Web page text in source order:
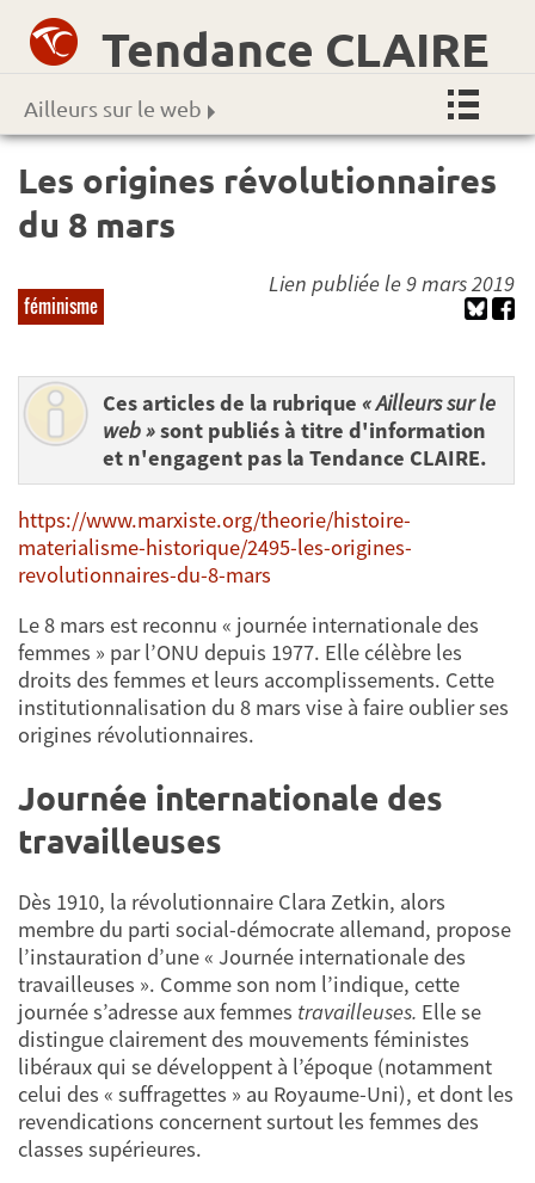
Tendance CLAIRE
Ailleurs sur le web
Les origines révolutionnaires
du 8 mars
féminisme
Lien publiée le 9 mars 2019
Ces articles de la rubrique « Ailleurs sur le
web »sont publiés à titre d'information
et n'engagent pas la Tendance CLAIRE.
https://www.marxiste.org/theorie/histoire-
materialisme-historique/2495-les-origines-
revolutionnaires-du-8-mars
Le 8 mars est reconnu « journée internationale des
femmes » par l’ONU depuis 1977. Elle célèbre les
droits des femmes et leurs accomplissements. Cette
institutionnalisation du 8 mars vise à faire oublier ses
origines révolutionnaires.
Journée internationale des
travailleuses
Dès 1910, la révolutionnaire Clara Zetkin, alors
membre du parti social-démocrate allemand, propose
l’instauration d’une « Journée internationale des
travailleuses ». Comme son nom l’indique, cette
journée s’adresse aux femmes travailleuses. Elle se
distingue clairement des mouvements féministes
libéraux qui se développent à l’époque (notamment
celui des « suffragettes » au Royaume-Uni), et dont les
revendications concernent surtout les femmes des
classes supérieures.